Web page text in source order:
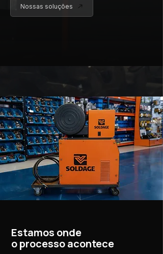
Nossas soluções
Estamos onde
o processo acontece